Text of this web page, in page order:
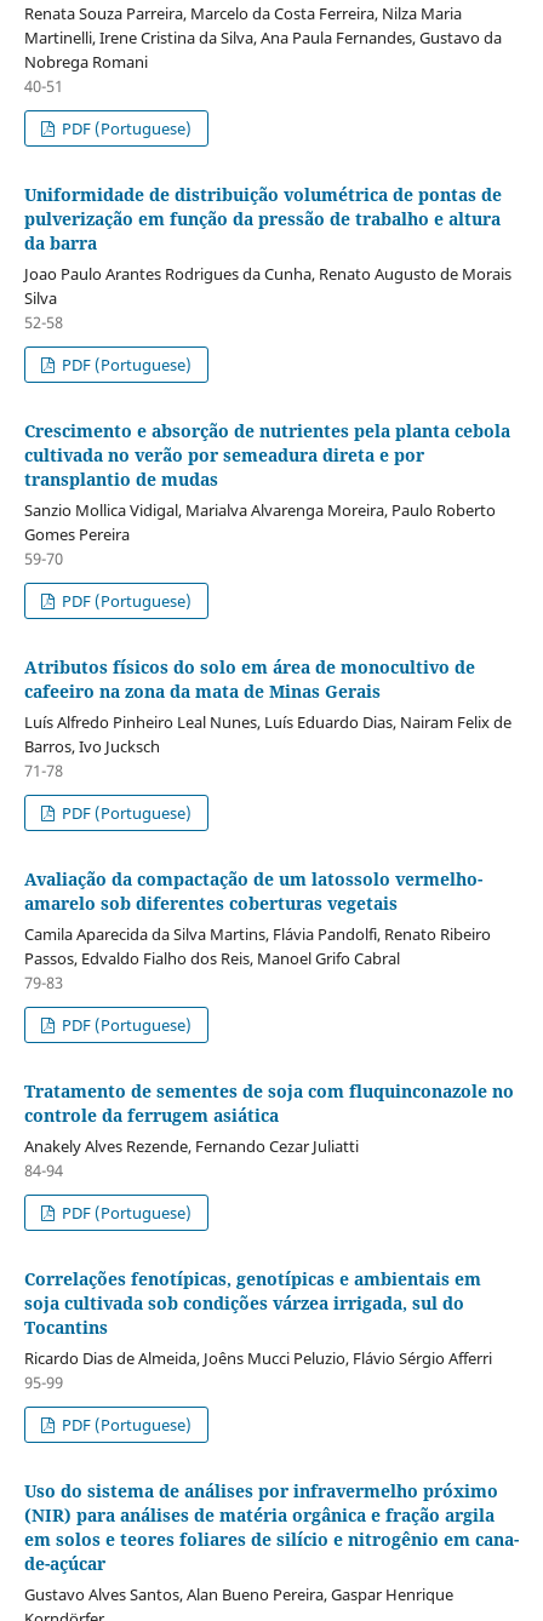
Renata Souza Parreira, Marcelo da Costa Ferreira, Nilza Maria
Martinelli, Irene Cristina da Silva, Ana Paula Fernandes, Gustavo da
Nobrega Romani
40-51
PDF (Portuguese)
Uniformidade de distribuição volumétrica de pontas de
pulverização em função da pressão de trabalho e altura
da barra
Joao Paulo Arantes Rodrigues da Cunha, Renato Augusto de Morais
Silva
52-58
PDF (Portuguese)
Crescimento e absorção de nutrientes pela planta cebola
cultivada no verão por semeadura direta e por
transplantio de mudas
Sanzio Mollica Vidigal, Marialva Alvarenga Moreira, Paulo Roberto
Gomes Pereira
59-70
PDF (Portuguese)
Atributos físicos do solo em área de monocultivo de
cafeeiro na zona da mata de Minas Gerais
Luís Alfredo Pinheiro Leal Nunes, Luís Eduardo Dias, Nairam Felix de
Barros, Ivo Jucksch
71-78
PDF (Portuguese)
Avaliação da compactação de um latossolo vermelho-
amarelo sob diferentes coberturas vegetais
Camila Aparecida da Silva Martins, Flávia Pandolfi, Renato Ribeiro
Passos, Edvaldo Fialho dos Reis, Manoel Grifo Cabral
79-83
PDF (Portuguese)
Tratamento de sementes de soja com fluquinconazole no
controle da ferrugem asiática
Anakely Alves Rezende, Fernando Cezar Juliatti
84-94
PDF (Portuguese)
Correlações fenotípicas, genotípicas e ambientais em
soja cultivada sob condições várzea irrigada, sul do
Tocantins
Ricardo Dias de Almeida, Joêns Mucci Peluzio, Flávio Sérgio Afferri
95-99
PDF (Portuguese)
Uso do sistema de análises por infravermelho próximo
(NIR) para análises de matéria orgânica e fração argila
em solos e teores foliares de silício e nitrogênio em cana-
de-açúcar
Gustavo Alves Santos, Alan Bueno Pereira, Gaspar Henrique